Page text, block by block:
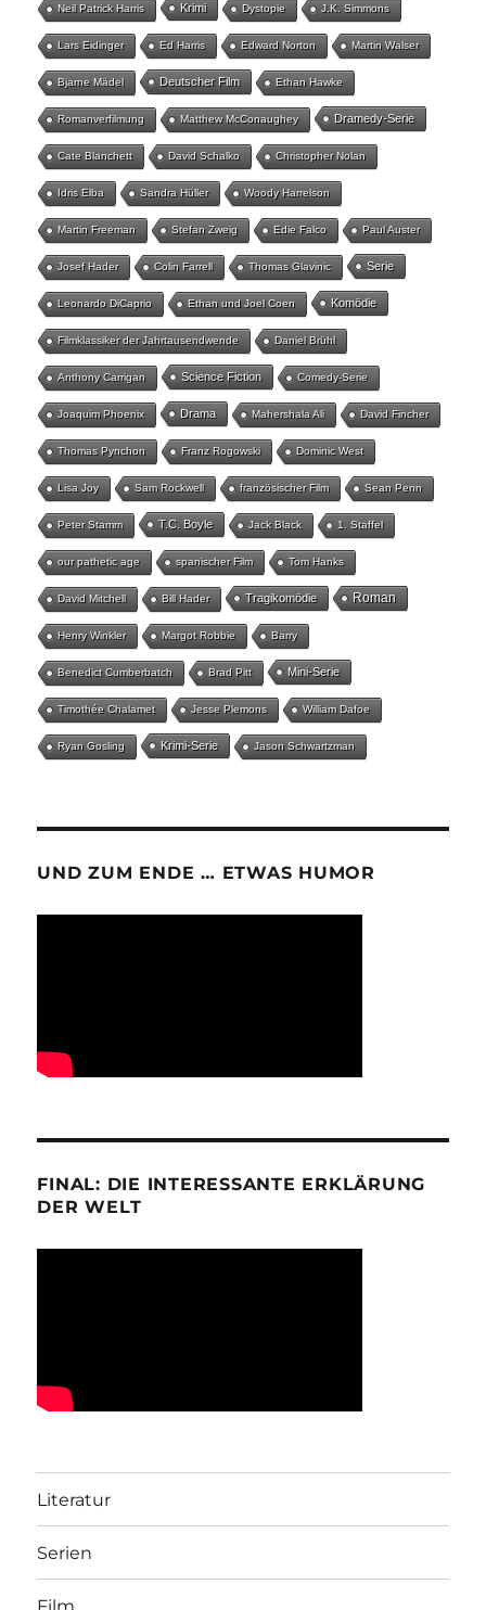
Neil Patrick Harris Krimi Dystopie J.K. Simmons
Lars Eidinger Ed Harris Edward Norton Martin Walser
Bjarne Mädel Deutscher Film Ethan Hawke
Romanverfilmung Matthew McConaughey Dramedy-Serie
Cate Blanchett David Schalko Christopher Nolan
Idris Elba Sandra Hüller Woody Harrelson
Martin Freeman Stefan Zweig Edie Falco Paul Auster
Josef Hader Colin Farrell Thomas Glavinic Serie
Leonardo DiCaprio Ethan und Joel Coen Komödie
Filmklassiker der Jahrtausendwende Daniel Brühl
Anthony Carrigan Science Fiction Comedy-Serie
Joaquim Phoenix Drama Mahershala Ali David Fincher
Thomas Pynchon Franz Rogowski Dominic West
Lisa Joy Sam Rockwell französischer Film Sean Penn
Peter Stamm T.C. Boyle Jack Black 1. Staffel
our pathetic age spanischer Film Tom Hanks
David Mitchell Bill Hader Tragikomödie Roman
Henry Winkler Margot Robbie Barry
Benedict Cumberbatch Brad Pitt Mini-Serie
Timothée Chalamet Jesse Plemons William Dafoe
Ryan Gosling Krimi-Serie Jason Schwartzman
UND ZUM ENDE … ETWAS HUMOR
FINAL: DIE INTERESSANTE ERKLÄRUNG
DER WELT
Literatur
Serien
Film